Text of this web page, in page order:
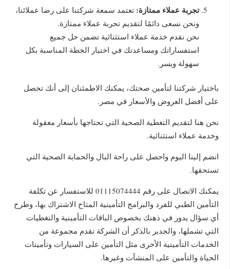
تجربة عملاء ممتازة: تعتمد سمعة شركتنا على رضا عملائنا،
ونحن نسعى دائمًا لتقديم تجربة عملاء ممتازة.
نحن نقدم خدمة عملاء استثنائية تضمن حل جميع
استفساراتك ومساعدتك في اختيار الخطة المناسبة بكل
سهولة ويسر.
باختيار شركتنا لتأمين صحتك، يمكنك الاطمئنان إلى أنك تحصل
على أفضل العروض والأسعار في مصر.
نحن هنا لتقديم التغطية الصحية التي تحتاجها بأسعار معقولة
وخدمة عملاء استثنائية.
انضم إلينا اليوم واحصل على راحة البال والحماية الصحية التي
تستحقها.
يمكنك الاتصال على رقم 01115074444 للاستفسار عن تكلفة
التأمين الطبي للفرد والبرامج التأمينية المتاح الاشتراك بها، وطرح
أي سؤال يدور في ذهنك بخصوص الباقات التأمينية والتغطيات
التي تشملها، والجدير بالذكر أن الشركة تقدم مجموعة من
الخدمات التأمينية الأخرى مثل التأمين على السيارات وتأمينات
الحياة والتأمين على المنشآت وغيرها.